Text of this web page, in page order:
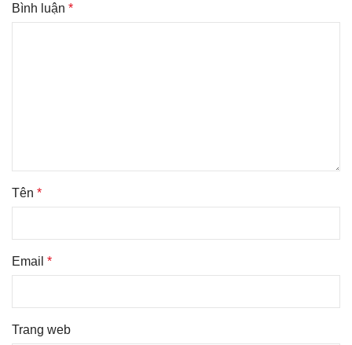
Bình luận *
Tên *
Email *
Trang web